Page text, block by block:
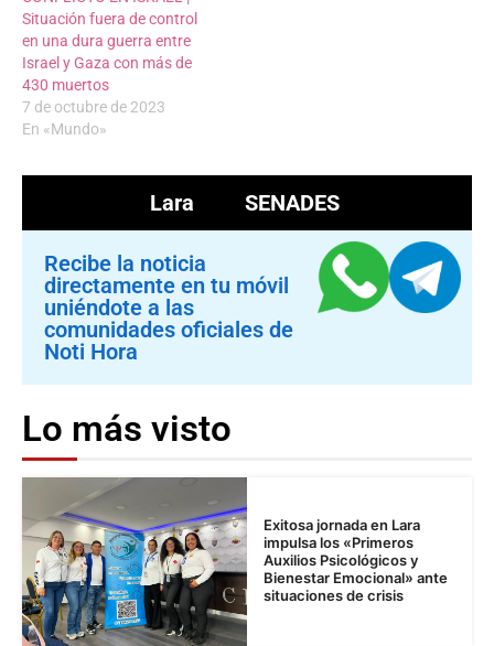
Situación fuera de control
en una dura guerra entre
Israel y Gaza con más de
430 muertos
7 de octubre de 2023
En «Mundo»
Lara SENADES
Recibe la noticia
directamente en tu móvil
uniéndote a las
comunidades oficiales de
Noti Hora
Lo más visto
Exitosa jornada en Lara
impulsa los «Primeros
Auxilios Psicológicos y
Bienestar Emocional» ante
situaciones de crisis